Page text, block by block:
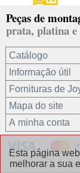
Peças de
prata, platina
Catálogo
Ouro 18 kt
Ouro 9 kt
Platina 22.8 kt
Prata 925
Outros materiais
Informação útil
Fornituras de
Quem somos?
condições de
Política de
Mapa do site
A minha conta
Recuperar
Esta página
melhorar a sua